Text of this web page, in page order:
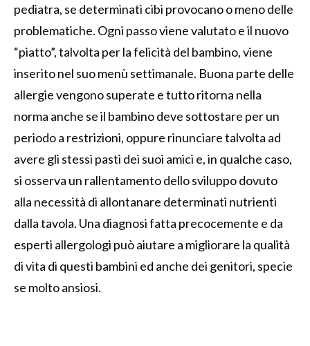
pediatra, se determinati cibi provocano o meno delle
problematiche. Ogni passo viene valutato e il nuovo
“piatto”, talvolta per la felicità del bambino, viene
inserito nel suo menù settimanale. Buona parte delle
allergie vengono superate e tutto ritorna nella
norma anche se il bambino deve sottostare per un
periodo a restrizioni, oppure rinunciare talvolta ad
avere gli stessi pasti dei suoi amici e, in qualche caso,
si osserva un rallentamento dello sviluppo dovuto
alla necessità di allontanare determinati nutrienti
dalla tavola. Una diagnosi fatta precocemente e da
esperti allergologi può aiutare a migliorare la qualità
di vita di questi bambini ed anche dei genitori, specie
se molto ansiosi.